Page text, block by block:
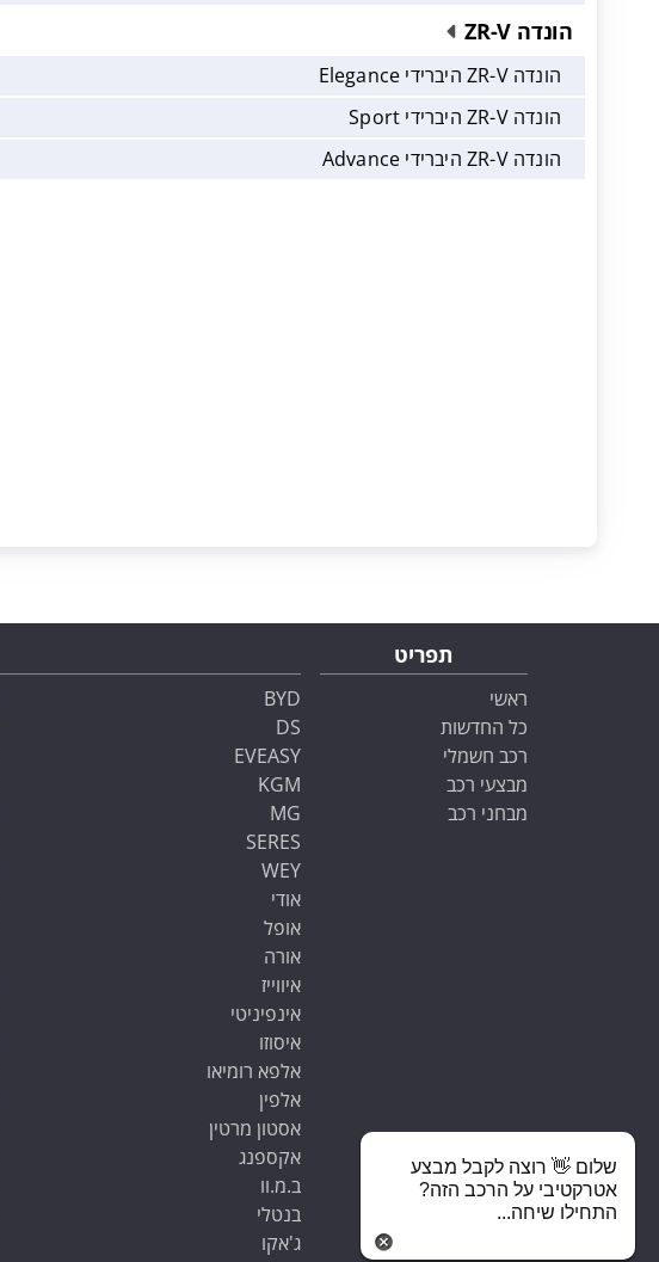
הונדה ZR-V
הונדה ZR-V היברידי Elegance
הונדה ZR-V היברידי Sport
הונדה ZR-V היברידי Advance
תפריט
ראשי
כל החדשות
רכב חשמלי
מבצעי רכב
מבחני רכב
BYD
DS
EVEASY
KGM
MG
SERES
WEY
אודי
אופל
אורה
איווייז
אינפיניטי
איסוזו
אלפא רומיאו
אלפין
אסטון מרטין
אקספנג
ב.מ.וו
בנטלי
ג'אקו
שלום 👋 רוצה לקבל מבצע
אטרקטיבי על הרכב הזה?
התחילו שיחה...